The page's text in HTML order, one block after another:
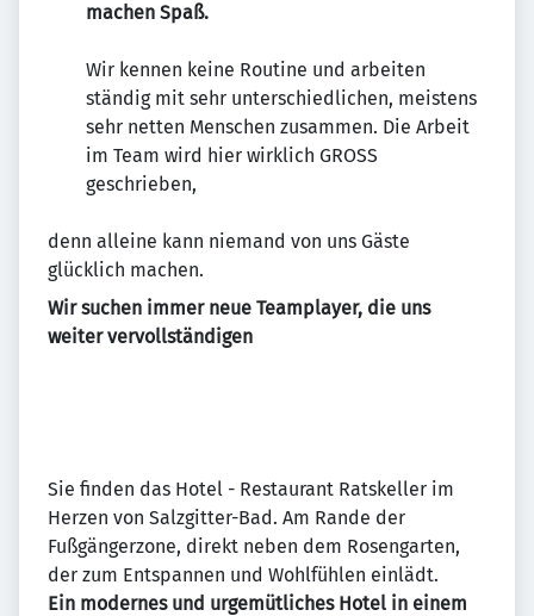
machen Spaß.
Wir kennen keine Routine und arbeiten
ständig mit sehr unterschiedlichen, meistens
sehr netten Menschen zusammen. Die Arbeit
im Team wird hier wirklich GROSS
geschrieben,
denn alleine kann niemand von uns Gäste
glücklich machen.
Wir suchen immer neue Teamplayer, die uns
weiter vervollständigen
Sie finden das Hotel - Restaurant Ratskeller im
Herzen von Salzgitter-Bad. Am Rande der
Fußgängerzone, direkt neben dem Rosengarten,
der zum Entspannen und Wohlfühlen einlädt.
Ein modernes und urgemütliches Hotel in einem